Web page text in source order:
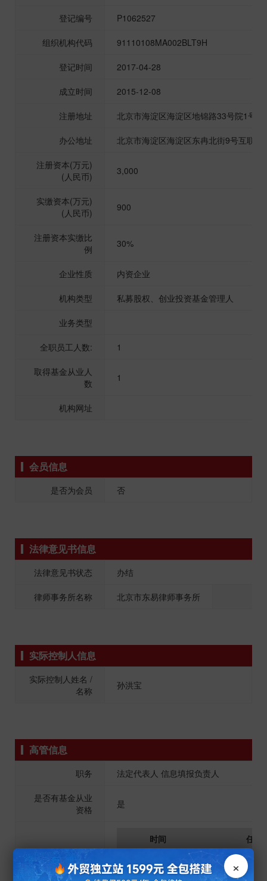
登记编号 P1062527
组织机构代码 91110108MA002BLT9H
登记时间 2017-04-28
成立时间 2015-12-08
注册地址 北京市海淀区海淀区地锦路33号院1号
办公地址 北京市海淀区海淀区东冉北街9号互联
注册资本(万元)
(人民币)
3,000
实缴资本(万元)
(人民币)
900
注册资本实缴比
例
30%
企业性质 内资企业
机构类型 私募股权、创业投资基金管理人
业务类型
全职员工人数: 1
取得基金从业人
数
1
机构网址
会员信息
是否为会员 否
法律意见书信息
法律意见书状态 办结
律师事务所名称 北京市东易律师事务所
实际控制人信息
实际控制人姓名 /
名称
孙洪宝
高管信息
职务 法定代表人 信息填报负责人
是否有基金从业
资格
是
时间
任职
2017.04 -
北京东方贝格投
×